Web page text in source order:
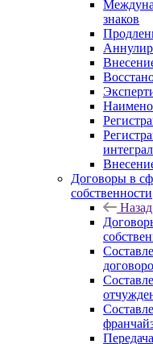
знаков
Договоры в
собственности
Назад